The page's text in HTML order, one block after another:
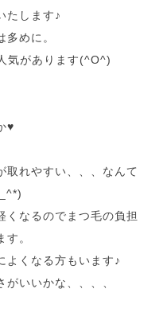
たします♪
めに。
気があります(^O^)
♥
取れやすい、、、なんて
くなるのでまつ毛の負担
。
よくなる方もいます♪
いいかな、、、、